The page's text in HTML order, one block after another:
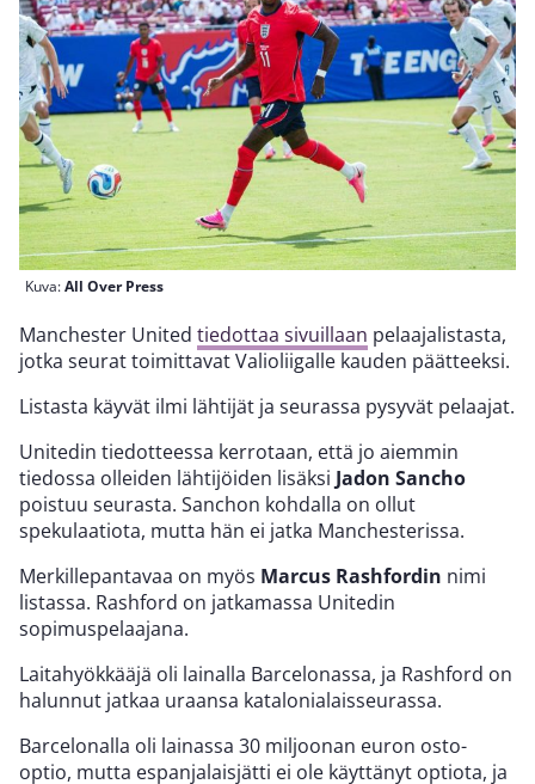
Kuva:All Over Press
Manchester United tiedottaa sivuillaan pelaajalistasta,
jotka seurat toimittavat Valioliigalle kauden päätteeksi.
Listasta käyvät ilmi lähtijät ja seurassa pysyvät pelaajat.
Unitedin tiedotteessa kerrotaan, että jo aiemmin
tiedossa olleiden lähtijöiden lisäksi Jadon Sancho
poistuu seurasta. Sanchon kohdalla on ollut
spekulaatiota, mutta hän ei jatka Manchesterissa.
Merkillepantavaa on myös Marcus Rashfordin nimi
listassa. Rashford on jatkamassa Unitedin
sopimuspelaajana.
Laitahyökkääjä oli lainalla Barcelonassa, ja Rashford on
halunnut jatkaa uraansa katalonialaisseurassa.
Barcelonalla oli lainassa 30 miljoonan euron osto-
optio, mutta espanjalaisjätti ei ole käyttänyt optiota, ja